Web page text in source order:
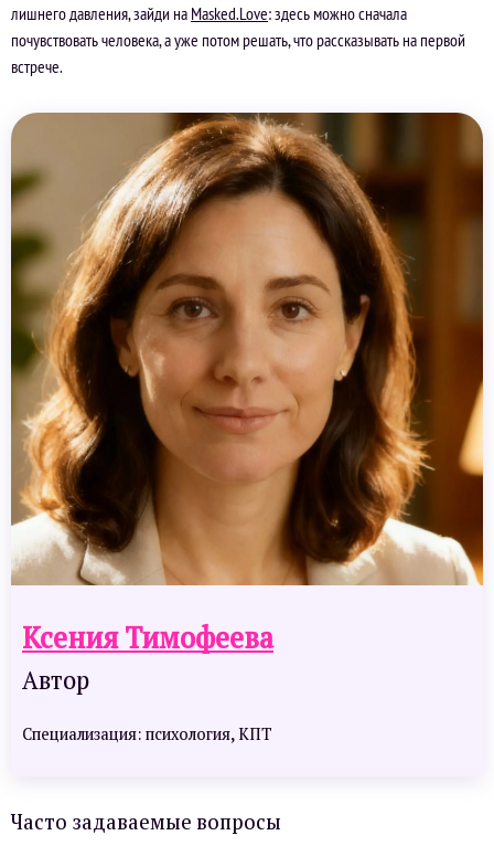
лишнего давления, зайди на Masked.Love: здесь можно сначала
почувствовать человека, а уже потом решать, что рассказывать на первой
встрече.
Ксения Тимофеева
Автор
Специализация: психология, КПТ
Часто задаваемые вопросы